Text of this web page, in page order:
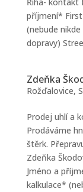
příjmení*
(nebude
dopravy)
Zdeňka
Rožďalovice,
Prodej uhlí a
Prodáváme
štěrk.
Zdeňka
Jméno a
kalkulace*